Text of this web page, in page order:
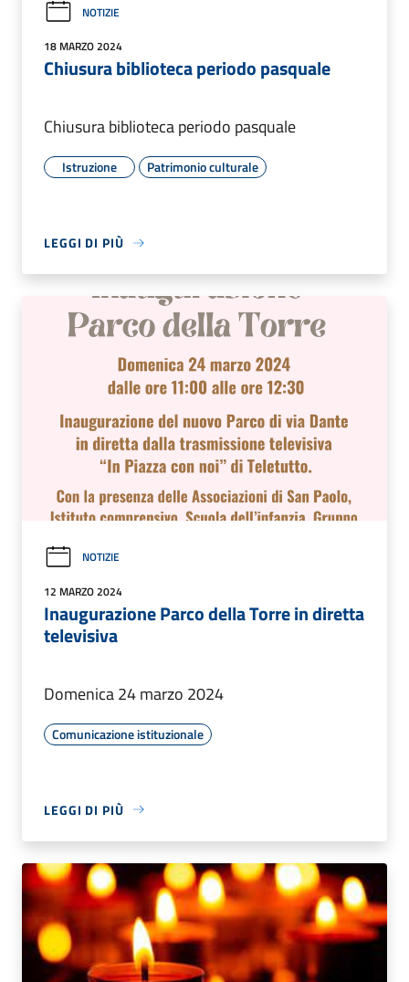
NOTIZIE
18 MARZO 2024
Chiusura biblioteca periodo pasquale
Chiusura biblioteca periodo pasquale
Istruzione Patrimonio culturale
LEGGI DI PIÙ
NOTIZIE
12 MARZO 2024
Inaugurazione Parco della Torre in diretta
televisiva
Domenica 24 marzo 2024
Comunicazione istituzionale
LEGGI DI PIÙ